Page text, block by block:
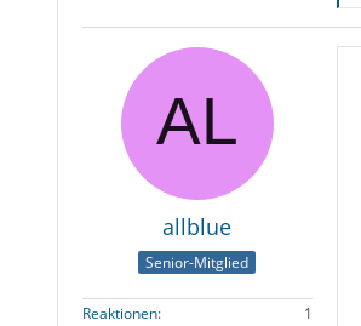
allblue
Senior-Mitglied
Reaktionen
1